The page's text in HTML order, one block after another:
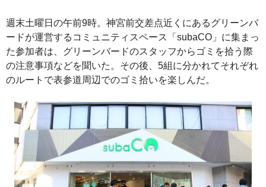
週末土曜日の午前9時。神宮前交差点近くにあるグリーンバ
ードが運営するコミュニティスペース「subaCO」に集まっ
た参加者は、グリーンバードのスタッフからゴミを拾う際
の注意事項などを聞いた。その後、5組に分かれてそれぞれ
のルートで表参道周辺でのゴミ拾いを楽しんだ。